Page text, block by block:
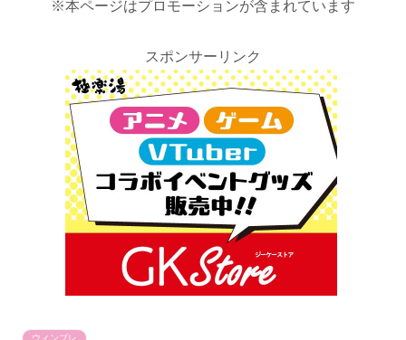
※本ページはプロモーションが含まれています
スポンサーリンク
ウィンブレ